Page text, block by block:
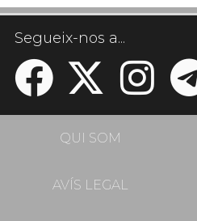
Segueix-nos a...
QUI SOM
AVÍS LEGAL